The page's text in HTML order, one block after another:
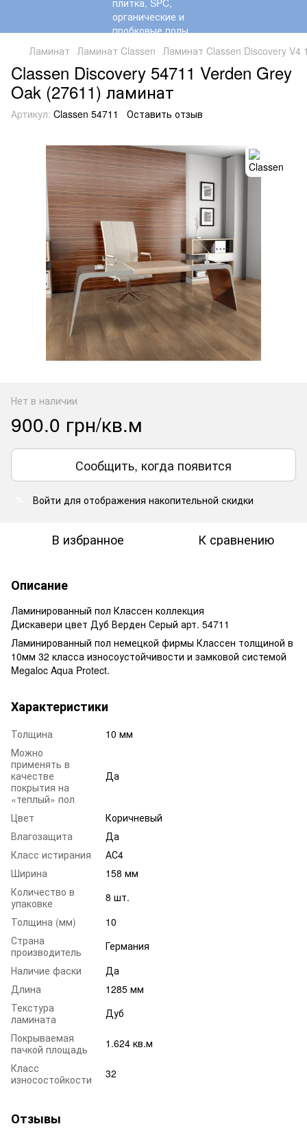
Ламинат Ламинат Classen Ламинат Classen Discovery V4
Classen Discovery 54711 Verden Grey
Oak (27611) ламинат
Артикул: Classen 54711 Оставить отзыв
Нет в наличии
900.0 грн/кв.м
Сообщить, когда появится
Войти для отображения накопительной скидки
В избранное К сравнению
Описание
Ламинированный пол Классен коллекция
Дискавери цвет Дуб Верден Серый арт. 54711
Ламинированный пол немецкой фирмы Классен толщиной в
10мм 32 класса износоустойчивости и замковой системой
Megaloc Aqua Protect.
Характеристики
Толщина
10 мм
Можно
применять в
качестве
покрытия на
«теплый» пол
Да
Цвет
Коричневый
Влагозащита
Да
Класс истирания
АС4
Ширина
158 мм
Количество в
упаковке
8 шт.
Толщина (мм)
10
Страна
производитель
Германия
Наличие фаски
Да
Длина
1285 мм
Текстура
ламината
Дуб
Покрываемая
пачкой площадь
1.624 кв.м
Класс
износостойкости
32
Отзывы